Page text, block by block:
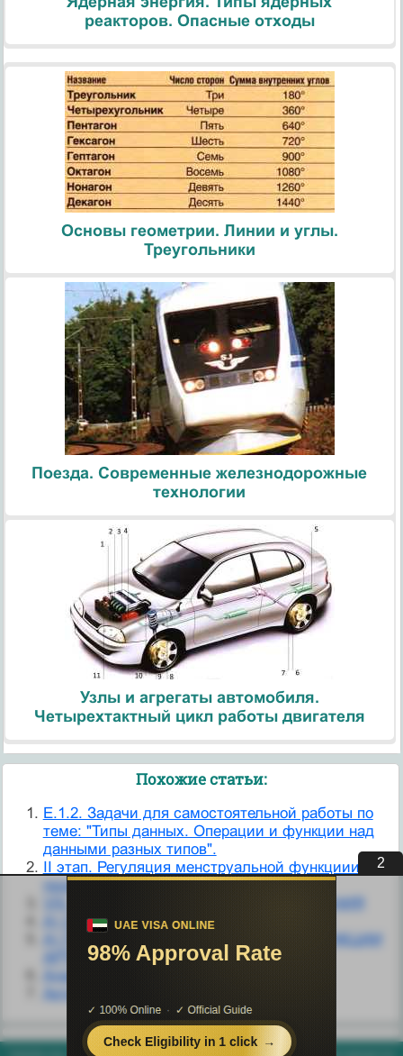
реакторов. Опасные отходы
Основы геометрии. Линии и углы.
Треугольники
Поезда. Современные железнодорожные
технологии
Узлы и агрегаты автомобиля.
Четырехтактный цикл работы двигателя
Похожие статьи:
E.1.2. Задачи для самостоятельной работы по
теме: "Типы данных. Операции и функции над
данными разных типов".
II этап. Регуляция менструальной функциии и
профилактика рецидивов
VIII. ФУНКЦИИ НАУЧНОГО ИССЛЕДОВАНИЯ
А) Основные психофизические функции
А) ПЕРЕДАЧА НА РУССКОМ ЯЗЫКЕ ФУНКЦИИ
АРТИКЛЯ
Адаптивные функции
Активационные функции
1